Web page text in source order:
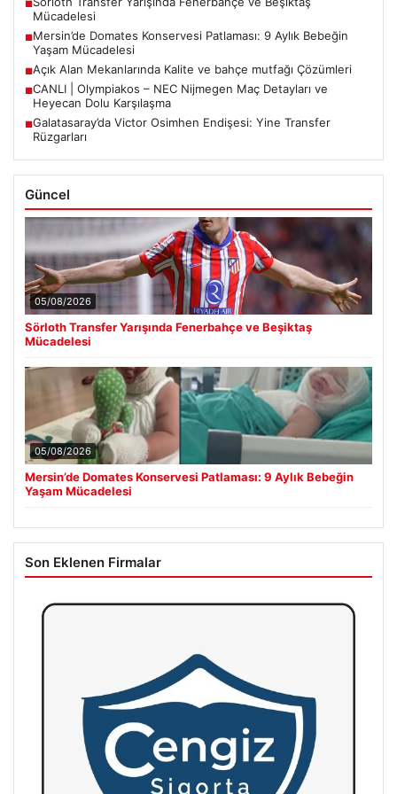
■
Mücadelesi
■Mersin’de Domates Konservesi Patlaması: 9 Aylık Bebeğin
Yaşam Mücadelesi
■Açık Alan Mekanlarında Kalite ve bahçe mutfağı Çözümleri
■CANLI | Olympiakos – NEC Nijmegen Maç Detayları ve
Heyecan Dolu Karşılaşma
■Galatasaray’da Victor Osimhen Endişesi: Yine Transfer
Rüzgarları
Güncel
05/08/2026
Sörloth Transfer Yarışında Fenerbahçe ve Beşiktaş
Mücadelesi
05/08/2026
Mersin’de Domates Konservesi Patlaması: 9 Aylık Bebeğin
Yaşam Mücadelesi
Son Eklenen Firmalar